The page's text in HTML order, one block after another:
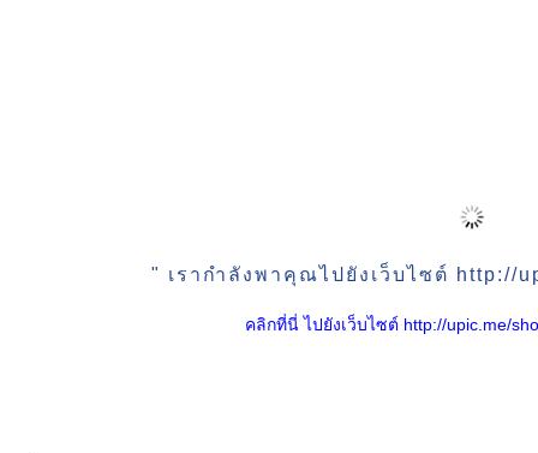
" เรากำลังพาคุณไปยังเว็บไซต์ http://
คลิกที่นี่ ไปยังเว็บไซต์ http://upic.me/